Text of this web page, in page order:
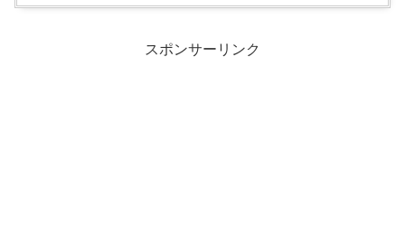
スポンサーリンク